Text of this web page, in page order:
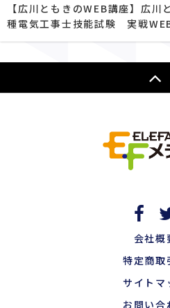
【広川ともきのWEB講座】広
種電気工事士技能試験 実戦
会社概
特定商取
サイトマ
お問い合